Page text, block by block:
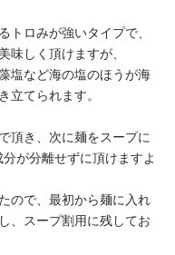
トロみが強いタイプで、
味しく頂けますが、
塩など海の塩のほうが海
立てられます。
頂き、次に麺をスープに
が分離せずに頂けますよ
ので、最初から麺に入れ
、スープ割用に残してお